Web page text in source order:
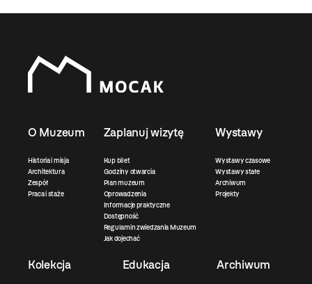
O Muzeum
Historia i misja
Architektura
Zespół
Praca i staże
Zaplanuj wizytę
Kup bilet
Godziny otwarcia
Plan muzeum
Oprowadzenia
Informacje praktyczne
Dostępność
Regulamin zwiedzania Muzeum
Jak dojechać
Wystawy
Wystawy czasowe
Wystawy stałe
Archiwum
Projekty
Kolekcja Edukacja Archiwum